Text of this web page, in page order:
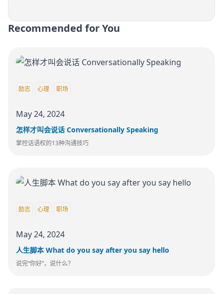
Recommended for You
励志 心理 职场
May 24, 2024
怎样才叫会说话 Conversationally Speaking
掌控话语权的13种沟通技巧
励志 心理 职场
May 24, 2024
人生脚本 What do you say after you say hello
说完“你好”，说什么？